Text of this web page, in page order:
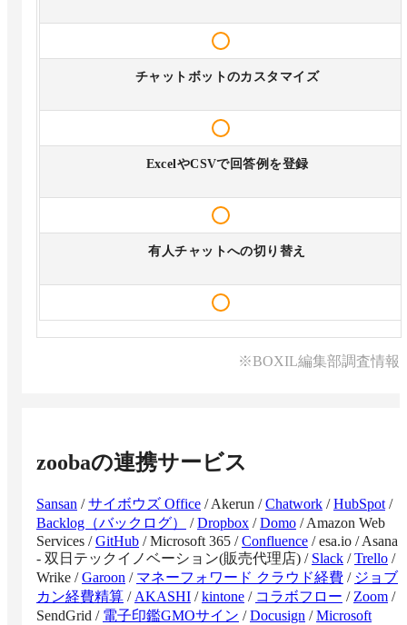
チャットボットのカスタマイズ
ExcelやCSVで回答例を登録
有人チャットへの切り替え
※BOXIL編集部調査情報
zoobaの連携サービス
Sansan /サイボウズ Office /Akerun /Chatwork /HubSpot /
Backlog（バックログ）
/Dropbox /Domo /Amazon Web
Services /GitHub /Microsoft 365 /Confluence /esa.io /Asana
- 双日テックイノベーション(販売代理店) / Slack /Trello /
Wrike /Garoon / マネーフォワード クラウド経費 / ジョブ
カン経費精算 / AKASHI /kintone / コラボフロー / Zoom /
SendGrid / 電子印鑑GMOサイン /Docusign /Microsoft